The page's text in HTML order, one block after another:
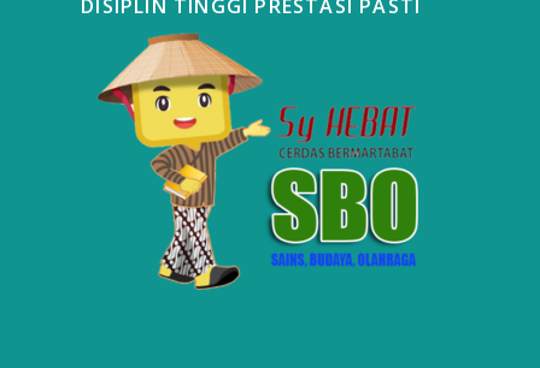
DISIPLIN TINGGI PRESTASI PASTI